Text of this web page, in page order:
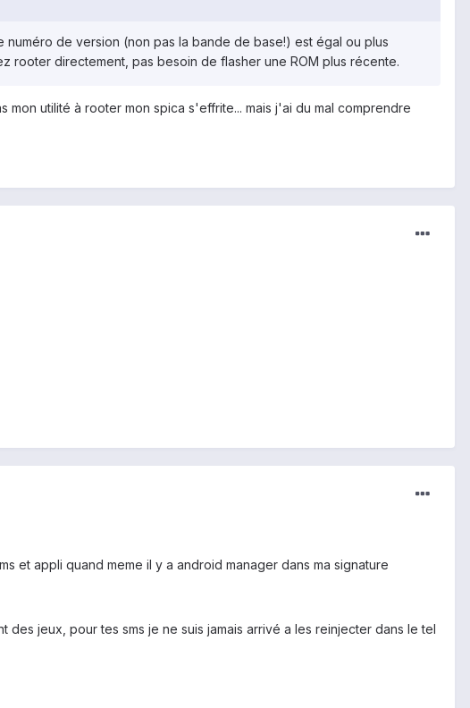
de version (non pas la bande de base!) est égal ou plus
rooter directement, pas besoin de flasher une ROM plus récente.
mon utilité à rooter mon spica s'effrite... mais j'ai du mal comprendre
et appli quand meme il y a android manager dans ma signature
jeux, pour tes sms je ne suis jamais arrivé a les reinjecter dans le tel